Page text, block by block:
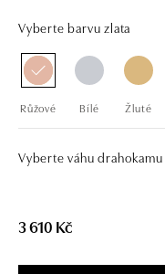
Vyberte barvu zlata
Růžové Bílé Žluté
Vyberte váhu drahokamu
3 610 Kč